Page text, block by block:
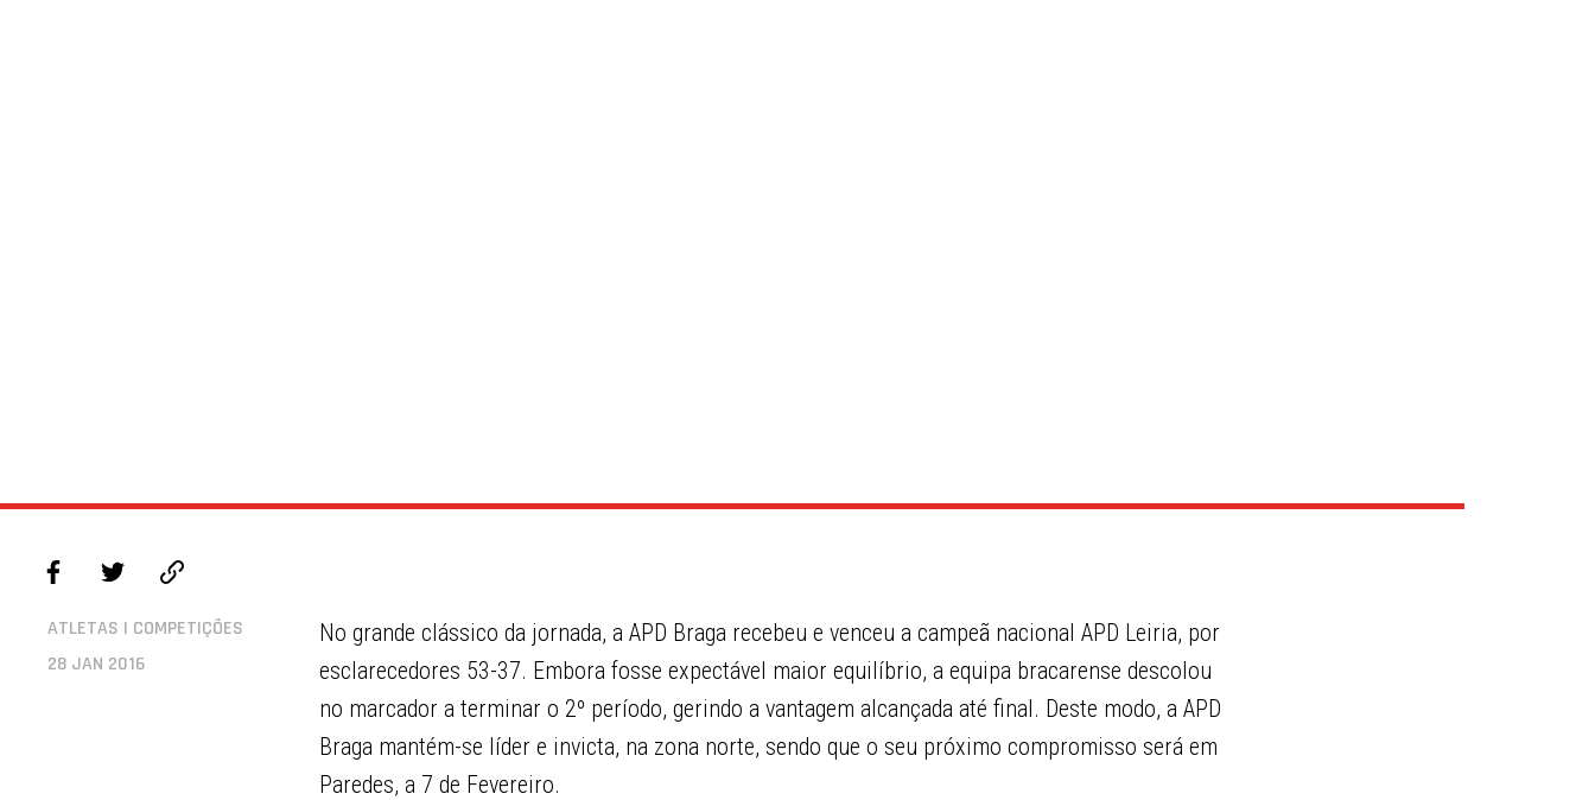
ATLETAS | COMPETIÇÕES
28 JAN 2016
No grande clássico da jornada, a APD Braga recebeu e venceu a campeã nacional APD Leiria, por
esclarecedores 53-37. Embora fosse expectável maior equilíbrio, a equipa bracarense descolou
no marcador a terminar o 2º período, gerindo a vantagem alcançada até final. Deste modo, a APD
Braga mantém-se líder e invicta, na zona norte, sendo que o seu próximo compromisso será em
Paredes, a 7 de Fevereiro.